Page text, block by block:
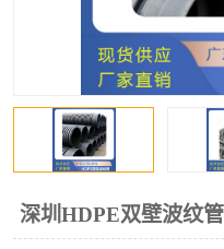
深圳HDPE双壁波纹